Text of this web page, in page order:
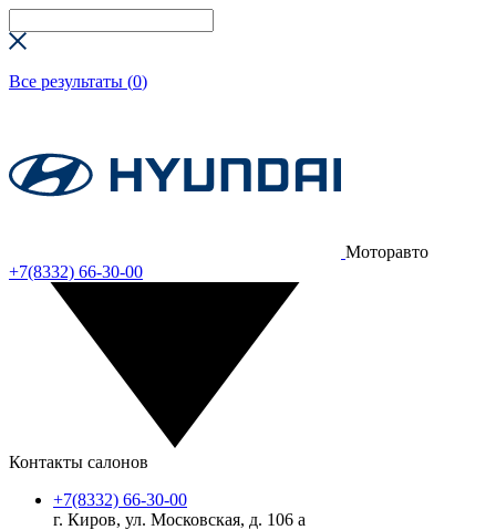
Все результаты (0)
Моторавто
+7(8332) 66-30-00
Контакты салонов
+7(8332) 66-30-00
г. Киров, ул. Московская, д. 106 а